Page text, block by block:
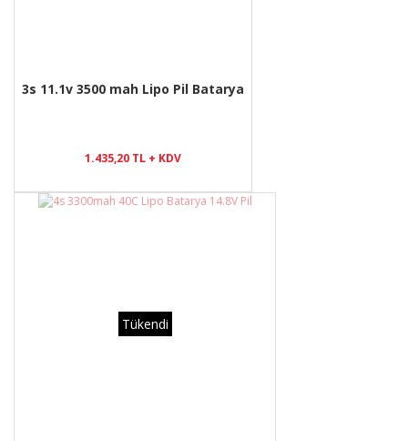
3s 11.1v 3500 mah Lipo Pil Batarya
1.435,20 TL + KDV
Tükendi